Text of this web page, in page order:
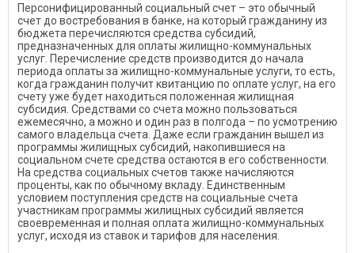
Персонифицированный социальный счет – это обычный
счет до востребования в банке, на который гражданину из
бюджета перечисляются средства субсидий,
предназначенных для оплаты жилищно-коммунальных
услуг. Перечисление средств производится до начала
периода оплаты за жилищно-коммунальные услуги, то есть,
когда гражданин получит квитанцию по оплате услуг, на его
счету уже будет находиться положенная жилищная
субсидия. Средствами со счета можно пользоваться
ежемесячно, а можно и один раз в полгода – по усмотрению
самого владельца счета. Даже если гражданин вышел из
программы жилищных субсидий, накопившиеся на
социальном счете средства остаются в его собственности.
На средства социальных счетов также начисляются
проценты, как по обычному вкладу. Единственным
условием поступления средств на социальные счета
участникам программы жилищных субсидий является
своевременная и полная оплата жилищно-коммунальных
услуг, исходя из ставок и тарифов для населения.